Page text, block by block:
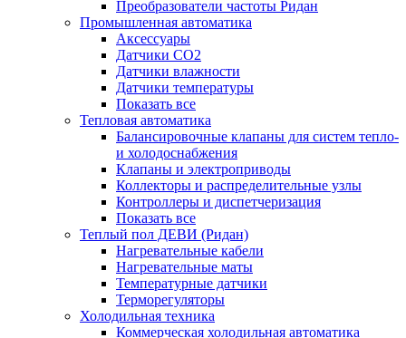
Преобразователи частоты Ридан
Промышленная автоматика
Аксессуары
Датчики CO2
Датчики влажности
Датчики температуры
Показать все
Тепловая автоматика
Балансировочные клапаны для систем тепло-
и холодоснабжения
Клапаны и электроприводы
Коллекторы и распределительные узлы
Контроллеры и диспетчеризация
Показать все
Теплый пол ДЕВИ (Ридан)
Нагревательные кабели
Нагревательные маты
Температурные датчики
Терморегуляторы
Холодильная техника
Коммерческая холодильная автоматика